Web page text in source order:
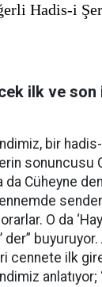
Hadis-i
ilk ve son
bir
sonuncusu
da Cüheyne
O da
der” buyuruyor.
cennete ilk